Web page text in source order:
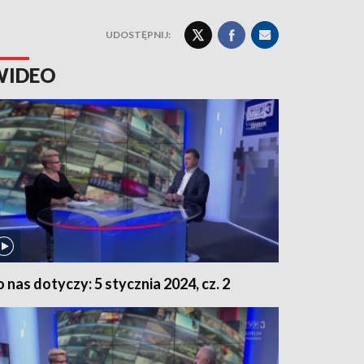
UDOSTĘPNIJ:
nas dotyczy: 5 stycznia 2024, cz. 2